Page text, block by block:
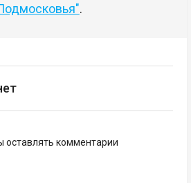
.
оставлять комментарии